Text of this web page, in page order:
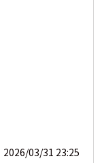
2026/03/31 23:25